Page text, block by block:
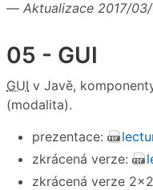
— Aktualizace 2017/03/
05 - GUI
GUI v Javě,
(modalita).
prezentace:
zkrácená verze:
zkrácená verze